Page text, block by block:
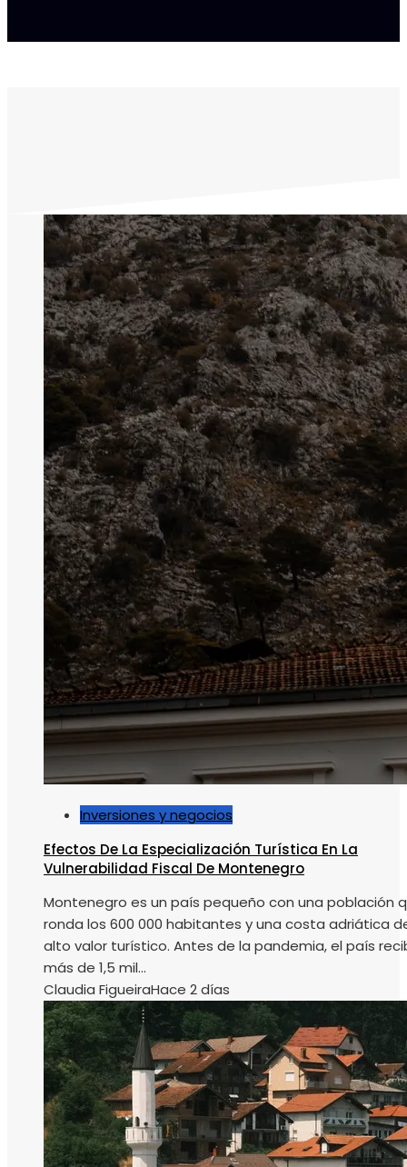
Inversiones y negocios
Efectos De La Especialización Turística En La
Vulnerabilidad Fiscal De Montenegro
Montenegro es un país pequeño con una población
ronda los 600 000 habitantes y una costa adriática
alto valor turístico. Antes de la pandemia, el país
más de 1,5 mil...
Claudia FigueiraHace 2 días